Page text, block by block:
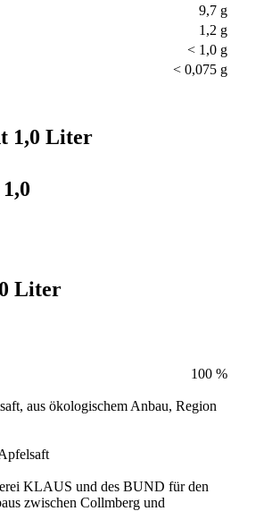
9,7 g
1,2 g
< 1,0 g
< 0,075 g
1,0 Liter
Liter
100 %
aus ökologischem Anbau, Region
KLAUS und des BUND für den
zwischen Collmberg und